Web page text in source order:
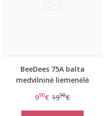
BeeDees 75A balta
medvilninė liemenėlė
990€ 1990€